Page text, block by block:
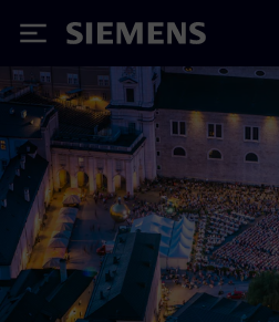
Siemens